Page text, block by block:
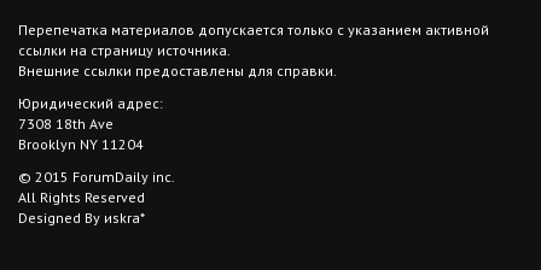
Перепечатка материалов допускается только с указанием активной
ссылки на страницу источника.
Внешние ссылки предоставлены для справки.
Юридический адрес:
7308 18th Ave
Brooklyn NY 11204
© 2015 ForumDaily inc.
All Rights Reserved
Designed By иskra*